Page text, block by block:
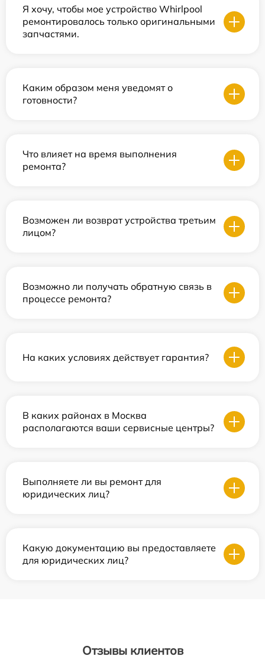
Я хочу, чтобы мое устройство Whirlpool
ремонтировалось только оригинальными
запчастями.
Каким образом меня уведомят о
готовности?
Что влияет на время выполнения
ремонта?
Возможен ли возврат устройства третьим
лицом?
Возможно ли получать обратную связь в
процессе ремонта?
На каких условиях действует гарантия?
В каких районах в Москва
располагаются ваши сервисные центры?
Выполняете ли вы ремонт для
юридических лиц?
Какую документацию вы предоставляете
для юридических лиц?
Отзывы клиентов